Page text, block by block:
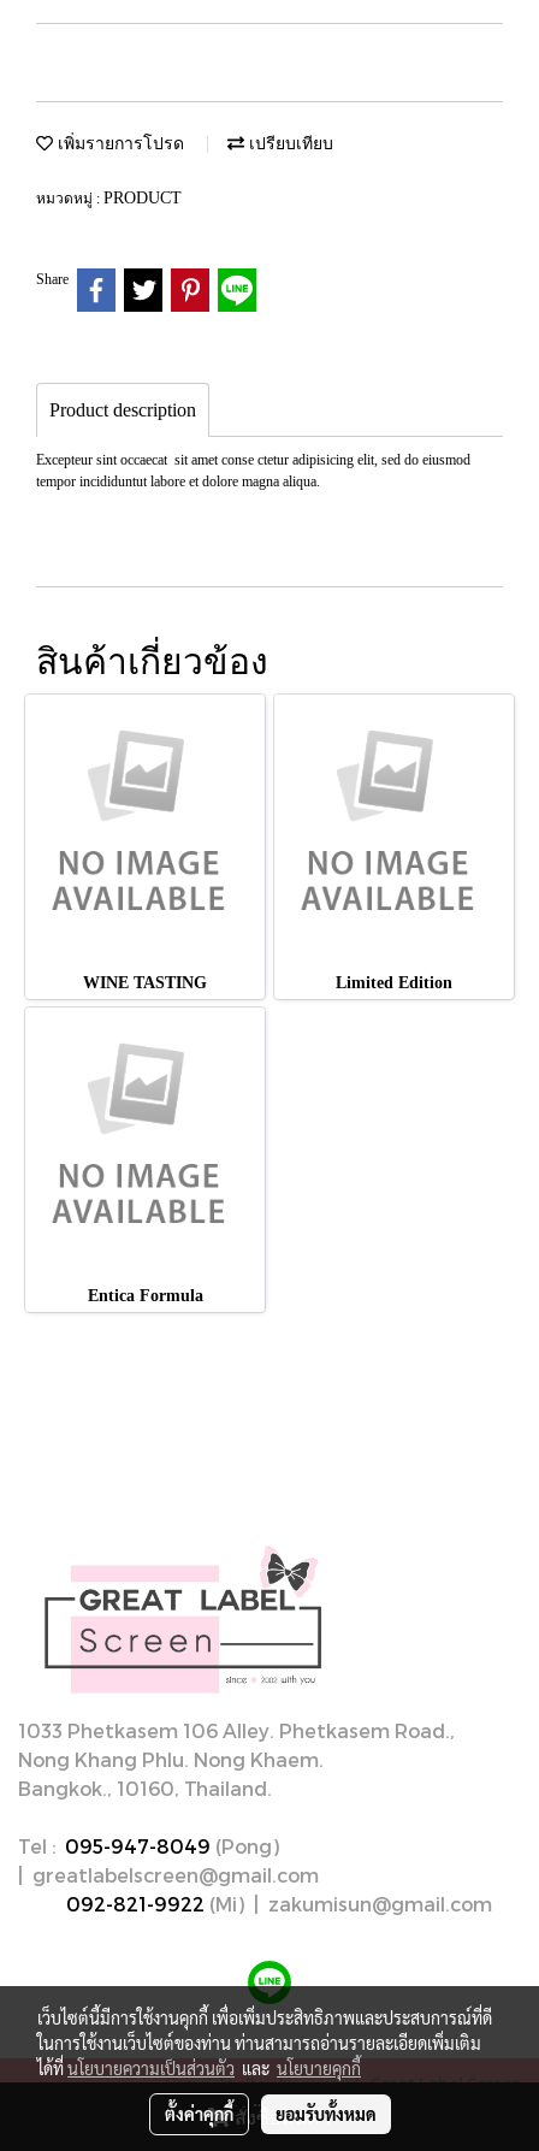
สั่งซื้อสินค้า
เพิ่มรายการโปรด เปรียบเทียบ
หมวดหมู่ : PRODUCT
Share
Product description
Excepteur sint occaecat sit amet conse ctetur adipisicing elit, sed do eiusmod
tempor incididuntut labore et dolore magna aliqua.
สินค้าเกี่ยวข้อง
WINE TASTING Limited Edition
Entica Formula
1033 Phetkasem 106 Alley. Phetkasem Road.,
Nong Khang Phlu. Nong Khaem.
Bangkok., 10160, Thailand.
Tel : 095-947-8049 (Pong)
| greatlabelscreen@gmail.com
092-821-9922 (Mi) | zakumisun@gmail.com
Copyright all rights reserved.Great Label Screen
เว็บไซต์นี้มีการใช้งานคุกกี้ เพื่อเพิ่มประสิทธิภาพและประสบการณ์ที่ดี
ในการใช้งานเว็บไซต์ของท่าน ท่านสามารถอ่านรายละเอียดเพิ่มเติม
ได้ที่นโยบายความเป็นส่วนตัว และ นโยบายคุกกี้
ตั้งค่าคุกกี้ ยอมรับทั้งหมด